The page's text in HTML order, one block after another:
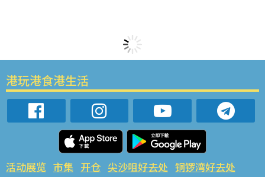
港玩港食港生活
活动展览 市集 开仓 尖沙咀好去处 铜锣湾好去处